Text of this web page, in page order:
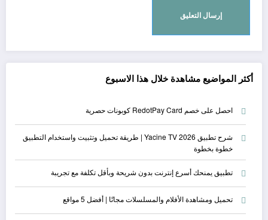
أكثر المواضيع مشاهدة خلال هذا الاسبوع
احصل على خصم RedotPay Card كوبونات حصرية
شرح تطبيق Yacine TV 2026 | طريقة تحميل وتثبيت واستخدام التطبيق
خطوة بخطوة
تطبيق يمنحك أسرع إنترنت بدون شريحة وبأقل تكلفة مع تجريبة
تحميل ومشاهدة الأفلام والمسلسلات مجانًا | أفضل 5 مواقع